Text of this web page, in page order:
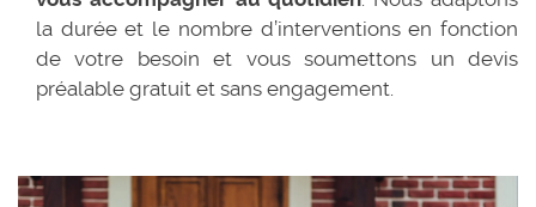
la durée et le nombre d’interventions en fonction
de votre besoin et vous soumettons un devis
préalable gratuit et sans engagement.